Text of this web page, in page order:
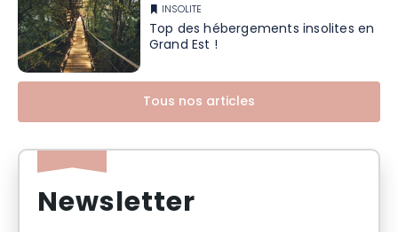
INSOLITE
Top des hébergements insolites en
Grand Est !
Tous nos articles
Newsletter